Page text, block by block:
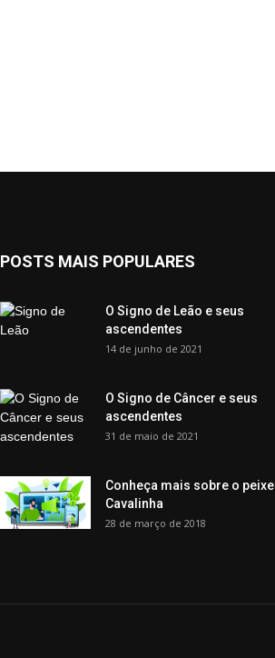
POSTS MAIS POPULARES
O Signo de Leão e seus
ascendentes
14 de junho de 2021
O Signo de Câncer e seus
ascendentes
31 de maio de 2021
Conheça mais sobre o peixe
Cavalinha
28 de março de 2018